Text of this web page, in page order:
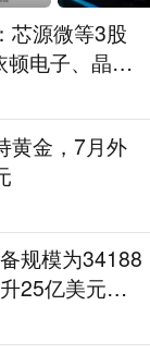
芯源微等3股
顿电子、晶华
黄金，7月外
规模为34188
25亿美元，